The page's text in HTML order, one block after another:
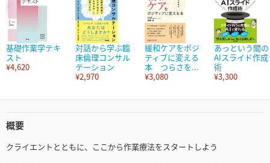
基礎作業学テキ
スト
¥4,620
対話から学ぶ臨
床倫理コンサル
テーション
¥2,970
緩和ケアをポジ
ティブに変える
本 つらさを...
¥3,080
あっという間の
AIスライド作成
術
¥3,300
概要
クライエントとともに、ここから作業療法をスタートしよう